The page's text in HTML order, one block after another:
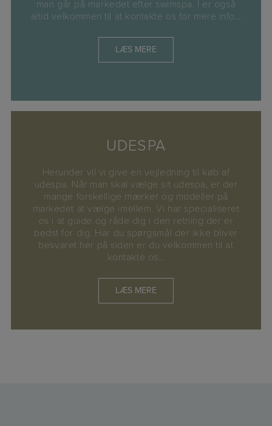
man går på markedet efter swimspa. I er også
altid velkommen til at kontakte os for mere info…
LÆS MERE
UDESPA
Herunder vil vi give en vejledning til køb af
udespa. Når man skal vælge sit udespa, er der
mange forskellige mærker og modeller på
markedet at vælge imellem. Vi har specialiseret
os i at guide og råde dig i den retning der er
bedst for dig. Har du spørgsmål der ikke bliver
besvaret her på siden er du velkommen til at
kontakte os…
LÆS MERE